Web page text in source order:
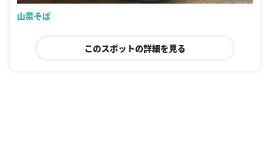
山菜そば
このスポットの詳細を見る